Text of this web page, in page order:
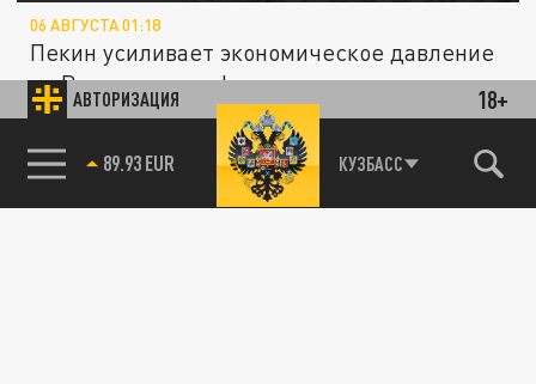
АВТОРИЗАЦИЯ 18+
85.64 BRENT КУЗБАСС
06 АВГУСТА 01:18
Пекин усиливает экономическое давление
на Вашингтон на фоне затяжного
технологического и санкционного...